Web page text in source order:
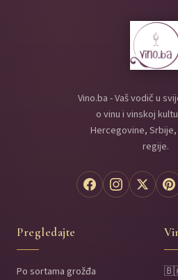
Vino.ba - Vaš vodič u
o vinu i vinskoj
Hercegovine,
regije.
Pregledajte
Po sortama grožđa
🇧🇦